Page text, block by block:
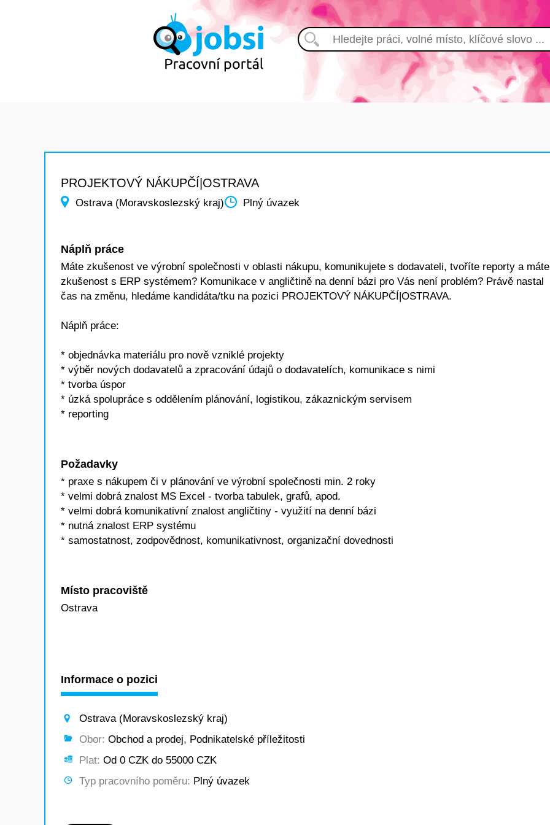
PROJEKTOVÝ NÁKUPČÍ|OSTRAVA
Ostrava (Moravskoslezský kraj) Plný úvazek
Náplň práce
Máte zkušenost ve výrobní společnosti v oblasti nákupu, komunikujete s dodavateli, tvoříte reporty a máte
zkušenost s ERP systémem? Komunikace v angličtině na denní bázi pro Vás není problém? Právě nastal
čas na změnu, hledáme kandidáta/tku na pozici PROJEKTOVÝ NÁKUPČÍ|OSTRAVA.
Náplň práce:
* objednávka materiálu pro nově vzniklé projekty
* výběr nových dodavatelů a zpracování údajů o dodavatelích, komunikace s nimi
* tvorba úspor
* úzká spolupráce s oddělením plánování, logistikou, zákaznickým servisem
* reporting
Požadavky
* praxe s nákupem či v plánování ve výrobní společnosti min. 2 roky
* velmi dobrá znalost MS Excel - tvorba tabulek, grafů, apod.
* velmi dobrá komunikativní znalost angličtiny - využití na denní bázi
* nutná znalost ERP systému
* samostatnost, zodpovědnost, komunikativnost, organizační dovednosti
Místo pracoviště
Ostrava
Informace o pozici
Ostrava (Moravskoslezský kraj)
Obor: Obchod a prodej, Podnikatelské příležitosti
Plat: Od 0 CZK do 55000 CZK
Typ pracovního poměru: Plný úvazek